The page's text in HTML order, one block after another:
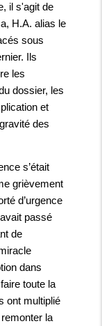
il s'agit de
H.A. alias le
sous
Ils
les
dossier, les
et
des
s’était
grièvement
d’urgence
passé
de
dans
toute la
ont multiplié
la